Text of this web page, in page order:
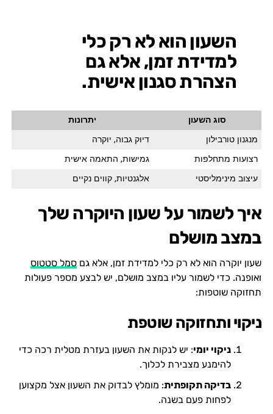
השעון הוא לא רק כלי
למדידת זמן, אלא גם
הצהרת סגנון אישית.
סוג השעון
יתרונות
מנגנון טורבילון
דיוק גבוה, יוקרה
רצועות מתחלפות
גמישות, התאמה אישית
עיצוב מינימליסטי
אלגנטיות, קווים נקיים
איך לשמור על שעון היוקרה שלך
במצב מושלם
שעון יוקרה הוא לא רק כלי למדידת זמן, אלא גם סמל סטטוס
ואופנה. כדי לשמור עליו במצב מושלם, יש לבצע מספר פעולות
תחזוקה שוטפות:
ניקוי ותחזוקה שוטפת
ניקוי יומי: יש לנקות את השעון בעזרת מטלית רכה כדי
להימנע מצבירת לכלוך.
בדיקה תקופתית: מומלץ לבדוק את השעון אצל מקצוען
לפחות פעם בשנה.